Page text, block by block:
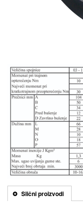
Slični proizvodi